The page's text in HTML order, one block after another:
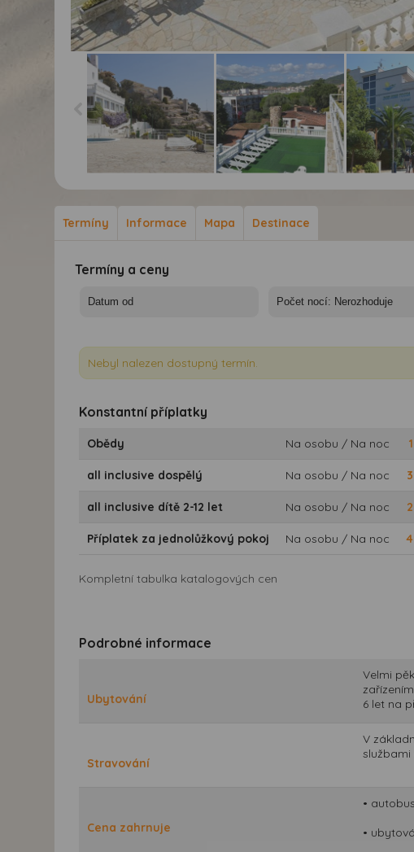
Španělsko, Costa
Brava, Tossa de Mar -
Španělsko, Costa
Brava, Tossa de Mar -
Termíny Informace Mapa Destinace
Termíny a ceny
Nebyl nalezen dostupný termín.
Konstantní příplatky
Obědy Na osobu / Na noc
all inclusive dospělý Na osobu / Na noc
all inclusive dítě 2-12 let Na osobu / Na noc
Příplatek za jednolůžkový pokoj Na osobu / Na noc
Kompletní tabulka katalogových cen
Podrobné informace
Ubytování
Velmi
6 let na
Stravování
V
službami
Cena zahrnuje
•
•